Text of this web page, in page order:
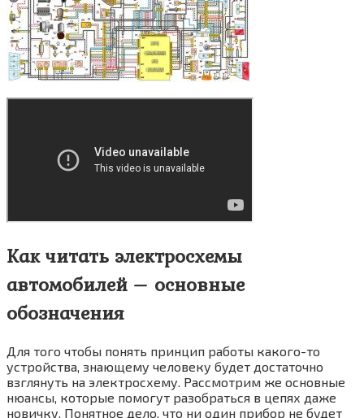
Как читать электросхемы
автомобилей – основные
обозначения
Для того чтобы понять принцип работы какого-то
устройства, знающему человеку будет достаточно
взглянуть на электросхему. Рассмотрим же основные
нюансы, которые помогут разобраться в цепях даже
новичку. Понятное дело, что ни один прибор не будет